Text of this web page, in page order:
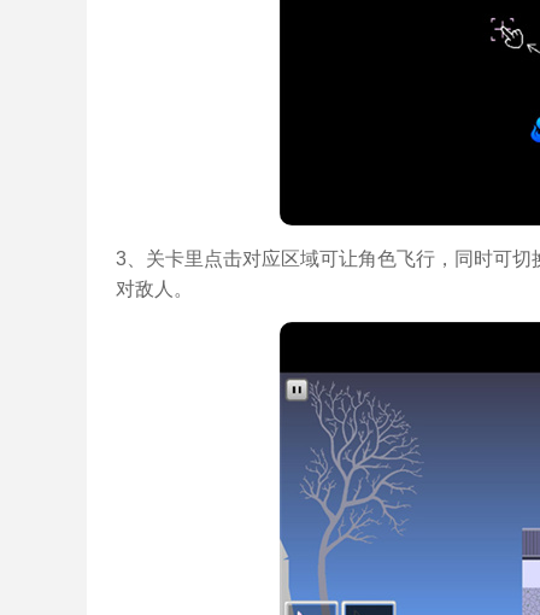
3、关卡里点击对应区域可让角色飞行，同时可
对敌人。